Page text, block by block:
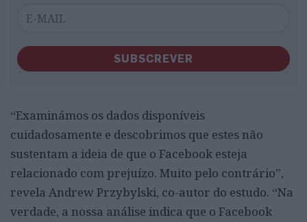
SUBSCREVER
“Examinámos os dados disponíveis
cuidadosamente e descobrimos que estes não
sustentam a ideia de que o Facebook esteja
relacionado com prejuízo. Muito pelo contrário”,
revela Andrew Przybylski, co-autor do estudo. “Na
verdade, a nossa análise indica que o Facebook